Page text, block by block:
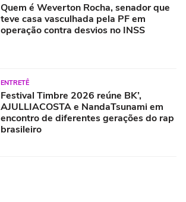
Quem é Weverton Rocha, senador que
teve casa vasculhada pela PF em
operação contra desvios no INSS
ENTRETÊ
Festival Timbre 2026 reúne BK’,
AJULLIACOSTA e NandaTsunami em
encontro de diferentes gerações do rap
brasileiro